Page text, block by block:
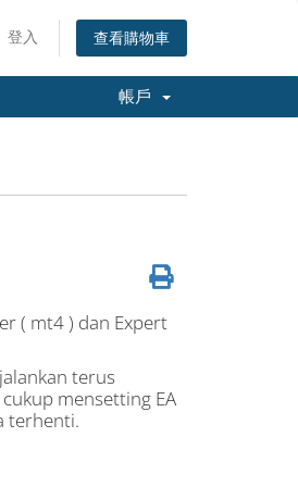
登入 查看購物車
帳戶
( mt4 ) dan Expert
terus
mensetting EA
terhenti.